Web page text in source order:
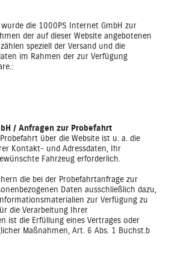
wurde die 1000PS Internet GmbH zur
der auf dieser Website angebotenen
speziell der Versand und die
im Rahmen der zur Verfügung
/ Anfragen zur Probefahrt
über die Website ist u. a. die
Kontakt- und Adressdaten, Ihr
Fahrzeug erforderlich.
die bei der Probefahrtanfrage zur
Daten ausschließlich dazu,
zur Verfügung zu
die Verarbeitung Ihrer
ist die Erfüllung eines Vertrages oder
Maßnahmen, Art. 6 Abs. 1 Buchst.b